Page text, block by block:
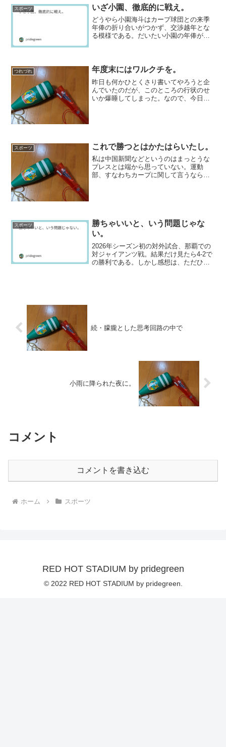
い道を歩んでいるようなものだ。まあ、
雑談の延長ということでお...
スポーツ いざ小園、徹底的に戦え。
どうやら小園海斗はカープ球団との来季
年俸の折り合いがつかず、交渉越年とな
る模様である。だいたい小園の年俸が今
かっただけに、言うべ...
つれづれ 年度末にはワルクチを。
昨日も何かひとくさり書いてやろうと企
んでいたのだが、このところの行状のせ
いか爆睡してしまった。なので、今日ぶ
スポーツ これで勝つとはかたはらいたし。
私は中国新聞などというのはまっとうな
プレスとは端から思っていない。運動
部、すなわちカープに関して言うなら、
スポーツ
勝ちゃいいと、いう問題じゃな
い。
2026年シーズン初の対外試合、那覇での
対ジャイアンツ戦。結果だけ見たら4-2で
の勝利である。しかし感想は、ただひた
続・朦朧とした思考回路の中で
小雨に降られた夜に。
コメント
コメントを書き込む
ホーム スポーツ
RED HOT STADIUM by pridegreen
© 2022 RED HOT STADIUM by pridegreen.